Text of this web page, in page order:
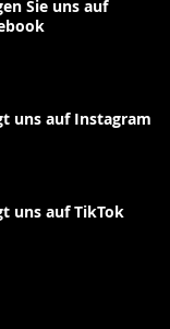
Sie uns auf
uns auf Instagram
uns auf TikTok